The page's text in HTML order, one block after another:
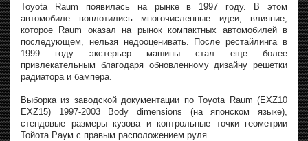
Toyota Raum появилась на рынке в 1997 году. В этом
автомобиле воплотились многочисленные идеи; влияние,
которое Raum оказал на рынок компактных автомобилей в
последующем, нельзя недооценивать. После рестайлинга в
1999 году экстерьер машины стал еще более
привлекательным благодаря обновленному дизайну решетки
радиатора и бампера.
Выборка из заводской документации по Toyota Raum (EXZ10
EXZ15) 1997-2003 Body dimensions (на японском языке),
стендовые размеры кузова и контрольные точки геометрии
Тойота Раум с правым расположением руля.